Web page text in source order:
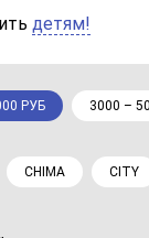
детям!
РУБ 3000 –
CHIMA CITY